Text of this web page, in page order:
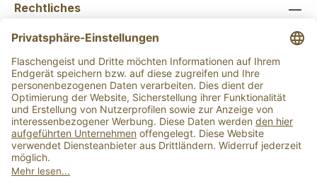
Rechtliches
Newsletter abonnieren
Flaschengeist Bonn Flaschengeist Münster
Alle Preise inkl. gesetzl. Mehrwertsteuer zzgl.
Versandkosten